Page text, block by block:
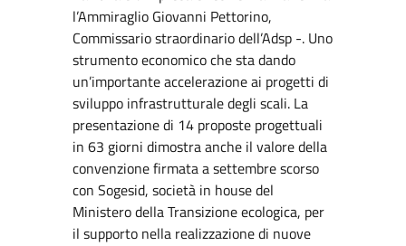
l’Ammiraglio Giovanni Pettorino,
Commissario straordinario dell’Adsp -. Uno
strumento economico che sta dando
un’importante accelerazione ai progetti di
sviluppo infrastrutturale degli scali. La
presentazione di 14 proposte progettuali
in 63 giorni dimostra anche il valore della
convenzione firmata a settembre scorso
con Sogesid, società in house del
Ministero della Transizione ecologica, per
il supporto nella realizzazione di nuove